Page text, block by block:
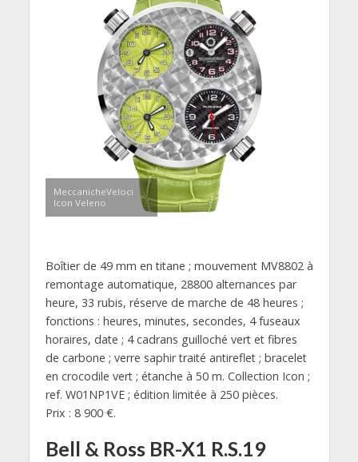
MeccanicheVeloci
Icon Veleno
Boîtier de 49 mm en titane ; mouvement MV8802 à
remontage automatique, 28800 alternances par
heure, 33 rubis, réserve de marche de 48 heures ;
fonctions : heures, minutes, secondes, 4 fuseaux
horaires, date ; 4 cadrans guilloché vert et fibres
de carbone ; verre saphir traité antireflet ; bracelet
en crocodile vert ; étanche à 50 m. Collection Icon ;
ref. W01NP1VE ; édition limitée à 250 pièces.
Prix : 8 900 €.
Bell & Ross BR-X1 R.S.19